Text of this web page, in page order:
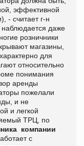
эффективной
- считает г-н
даже
розничники
магазины,
для
относительно
понимания
аренды
пожелали
и не
и легкой
ТРЦ, по
компании
с